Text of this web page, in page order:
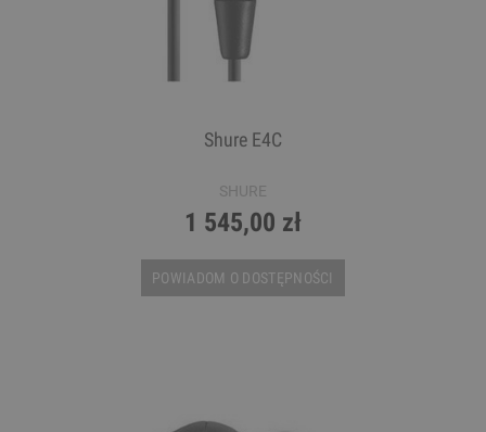
Shure E4C
SHURE
1 545,00 zł
POWIADOM O DOSTĘPNOŚCI